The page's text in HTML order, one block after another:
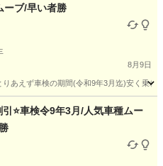
ーブ/早い者勝
8月9日
あえず車検の期間(令和9年3月迄)安く乗
ヴ 車両
⭐️車検令9年3月/人気車種ムー